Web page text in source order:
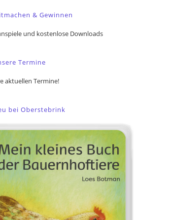
& Gewinnen
und kostenlose Downloads
Termine
aktuellen Termine!
bei Oberstebrink